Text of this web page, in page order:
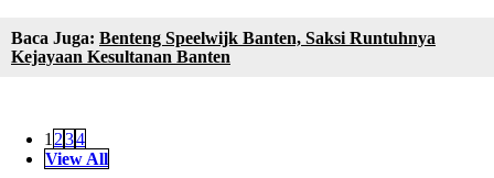
Baca Juga: Benteng Speelwijk Banten, Saksi Runtuhnya
Kejayaan Kesultanan Banten
1 234
View All